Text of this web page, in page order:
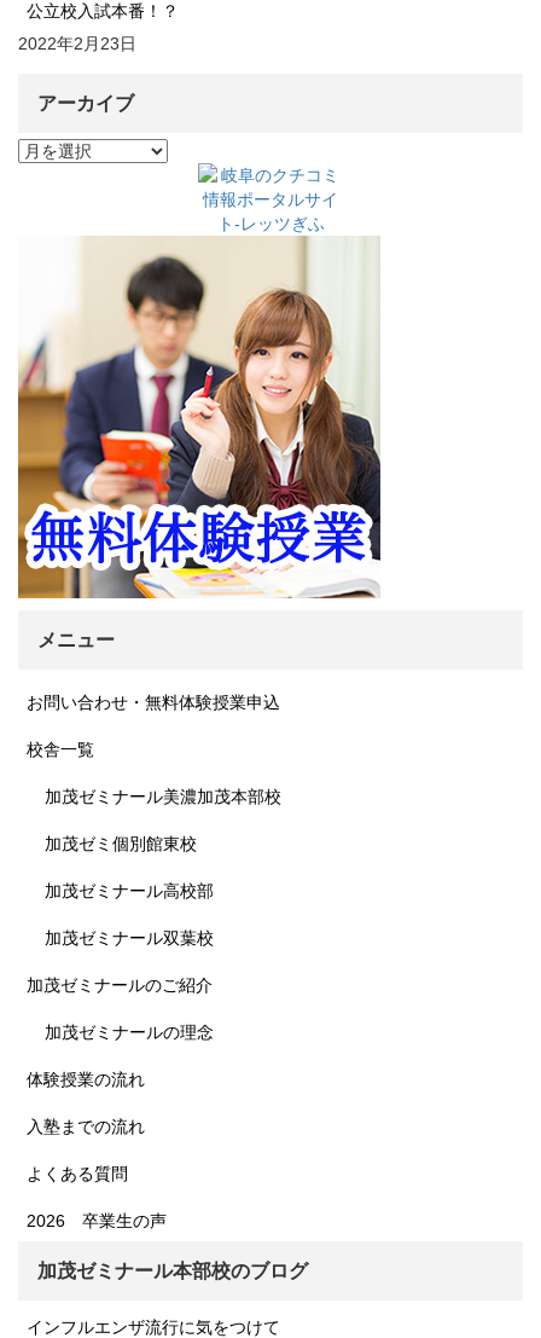
公立校入試本番！？
2022年2月23日
アーカイブ
ア
メニュー
お問い合わせ・無料体験授業申込
校舎一覧
加茂ゼミナール美濃加茂本部校
加茂ゼミ個別館東校
加茂ゼミナール高校部
加茂ゼミナール双葉校
加茂ゼミナールのご紹介
加茂ゼミナールの理念
体験授業の流れ
入塾までの流れ
よくある質問
2026 卒業生の声
加茂ゼミナール本部校のブログ
インフルエンザ流行に気をつけて